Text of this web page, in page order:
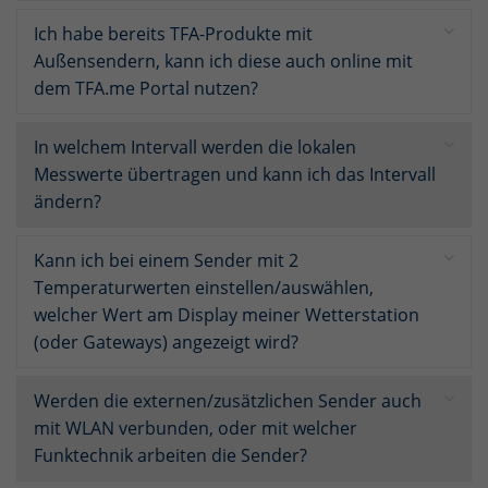
Ich habe bereits TFA-Produkte mit
Außensendern, kann ich diese auch online mit
dem TFA.me Portal nutzen?
In welchem Intervall werden die lokalen
Messwerte übertragen und kann ich das Intervall
ändern?
Kann ich bei einem Sender mit 2
Temperaturwerten einstellen/auswählen,
welcher Wert am Display meiner Wetterstation
(oder Gateways) angezeigt wird?
Werden die externen/zusätzlichen Sender auch
mit WLAN verbunden, oder mit welcher
Funktechnik arbeiten die Sender?
bestimmte Cookies auswählen.
Alle akzeptieren Speichern Alle ablehnen
Datenschutzeinstellungen
Notwendig (1)
Diese Cookies sind für den Betrieb der Seite unbedingt notwendig und
ermöglichen beispielsweise sicherheitsrelevante Funktionalitäten.
Marketing (3)
Marketing Cookies werden von Drittanbietern oder Publishern
verwendet, um personalisierte Werbung anzuzeigen. Sie tun dies, indem
Cookie-Informationen anzeigen
Externe Medien (4)